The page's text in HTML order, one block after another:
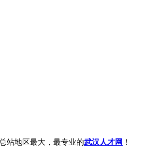
站地区最大，最专业的武汉人才网 ！